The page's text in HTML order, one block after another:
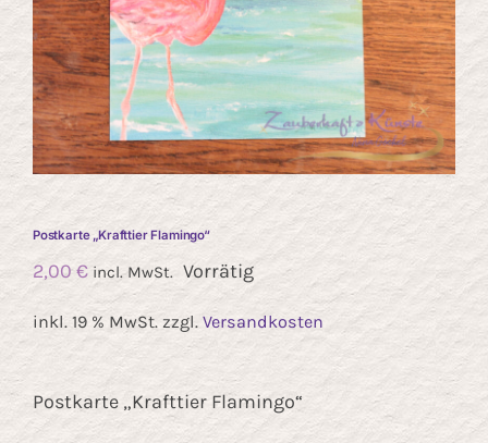
Kontakt
Postkarte „Krafttier Flamingo“
2,00€ incl. MwSt. Vorrätig
inkl. 19 % MwSt. zzgl. Versandkosten
Postkarte „Krafttier Flamingo“